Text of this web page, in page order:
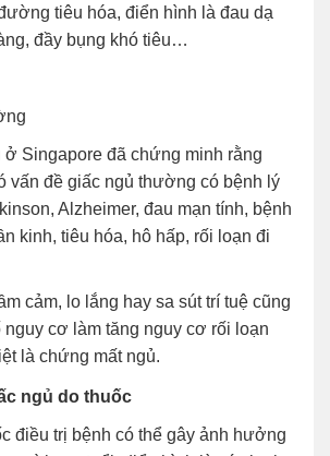
tiêu hóa, điển hình là đau dạ
đầy bụng khó tiêu…
ở Singapore đã chứng minh rằng
vấn đề giấc ngủ thường có bệnh lý
Alzheimer, đau mạn tính, bệnh
kinh, tiêu hóa, hô hấp, rối loạn đi
cảm, lo lắng hay sa sút trí tuệ cũng
nguy cơ làm tăng nguy cơ rối loạn
là chứng mất ngủ.
ngủ do thuốc
điều trị bệnh có thể gây ảnh hưởng